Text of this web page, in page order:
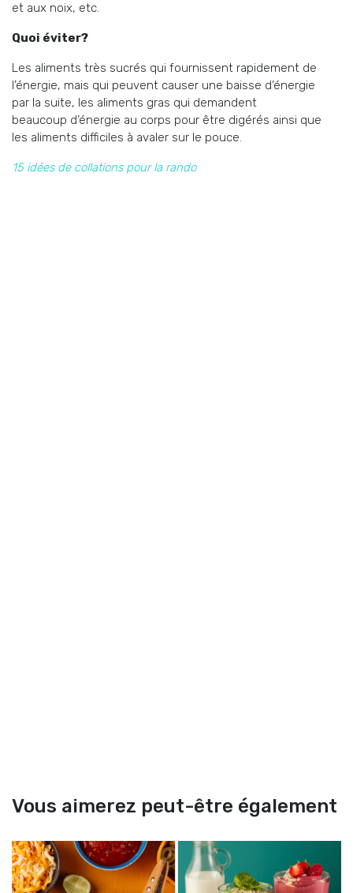
et aux noix, etc.
Quoi éviter?
Les aliments très sucrés qui fournissent rapidement de
l’énergie, mais qui peuvent causer une baisse d’énergie
par la suite, les aliments gras qui demandent
beaucoup d’énergie au corps pour être digérés ainsi que
les aliments difficiles à avaler sur le pouce.
15 idées de collations pour la rando
Vous aimerez peut-être également